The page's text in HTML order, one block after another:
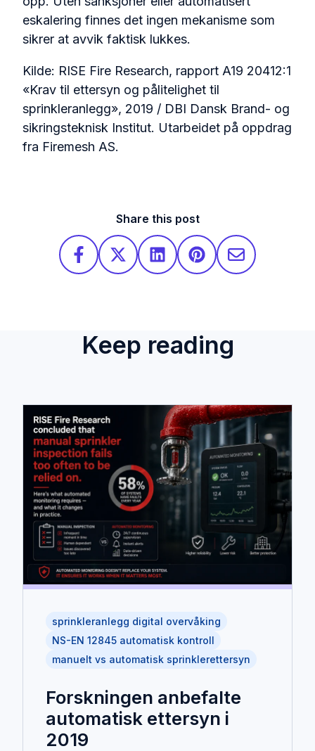
eskalering finnes det ingen mekanisme som
sikrer at avvik faktisk lukkes.
Kilde: RISE Fire Research, rapport A19 20412:1
«Krav til ettersyn og pålitelighet til
sprinkleranlegg», 2019 / DBI Dansk Brand- og
sikringsteknisk Institut. Utarbeidet på oppdrag
fra Firemesh AS.
Share this post
Keep reading
sprinkleranlegg digital overvåking
NS-EN 12845 automatisk kontroll
manuelt vs automatisk sprinklerettersyn
Forskningen anbefalte
automatisk ettersyn i
2019